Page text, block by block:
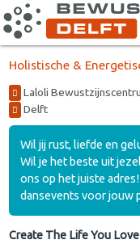
Holistische &
Laloli
Delft
Wil jij rust, liefde en
Wil je het beste uit
ons op het juiste
dansevents voor jouw
Create The Life You